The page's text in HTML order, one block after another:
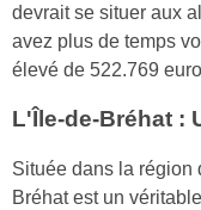
devrait se situer aux
avez plus de temps
élevé de 522.769
L'Île-de-Bréhat :
Située dans la région
Bréhat est un